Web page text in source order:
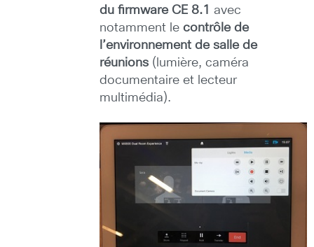
du firmware CE 8.1 avec
notamment le contrôle de
l’environnement de salle de
réunions (lumière, caméra
documentaire et lecteur
multimédia).